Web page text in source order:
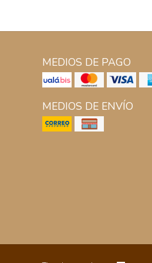
MEDIOS DE PAGO
MEDIOS DE ENVÍO